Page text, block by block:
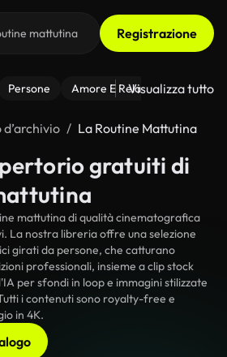
Registrazione
Persone Amore E Relazioni Il
Visualizza tutto
La Routine Mattutina
gratuiti di
mattutina di qualità cinematografica
La nostra libreria offre una selezione
girati da persone, che catturano
professionali, insieme a clip stock
per sfondi in loop e immagini stilizzate
i contenuti sono royalty-free e
in 4K.